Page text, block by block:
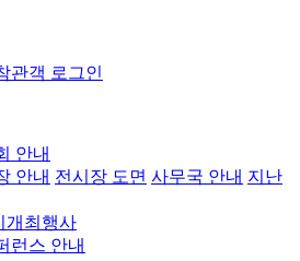
관객 로그인
안내
안내 전시장 도면 사무국 안내 지난
개최행사
런스 안내